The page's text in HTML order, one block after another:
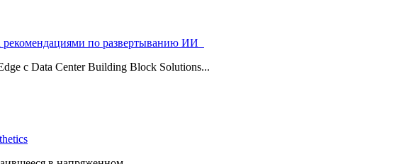
рекомендациями по развертыванию ИИ
с Data Center Building Block Solutions...